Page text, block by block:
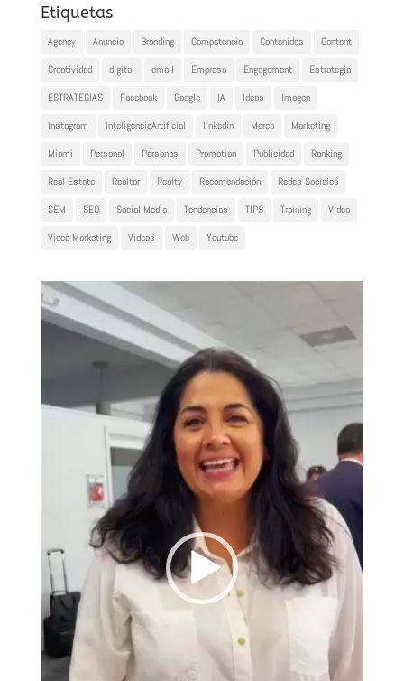
Etiquetas
Agency Anuncio Branding Competencia Contenidos
Content
Creatividad
digital email Empresa Engagement
Estrategia
ESTRATEGIAS
Facebook Google IA Ideas
Imagen
Instagram
InteligenciaArtificial linkedin Marca
Marketing
Miami
Personal Personas Promotion Publicidad
Ranking
Real Estate
Realtor Realty Recomendación
Redes Sociales
SEM
SEO Social Media Tendencias TIPS Training
Video
Video Marketing
Videos Web Youtube
Reproductor
de
vídeo